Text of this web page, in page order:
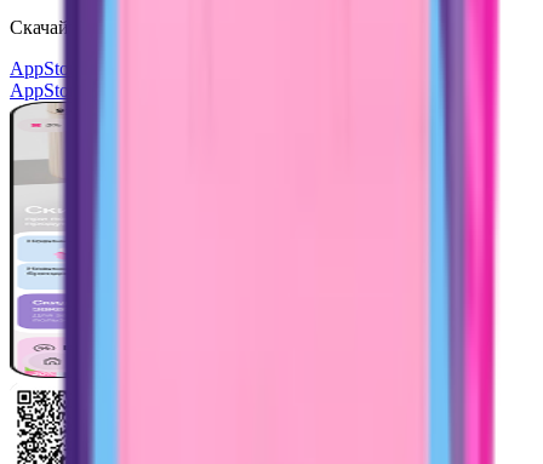
Скачайте наше приложение
AppStore
AppStore